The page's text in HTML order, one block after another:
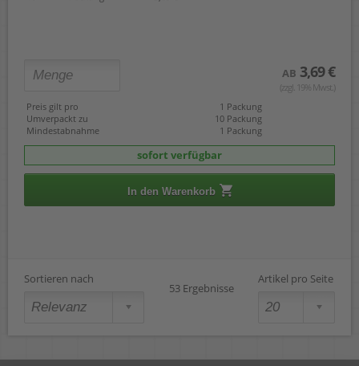
AB 3,69 €
(zzgl. 19% Mwst.)
Preis gilt pro
1 Packung
Umverpackt zu
10 Packung
Mindestabnahme
1 Packung
sofort verfügbar
In den Warenkorb
Sortieren nach
53 Ergebnisse
Artikel pro Seite